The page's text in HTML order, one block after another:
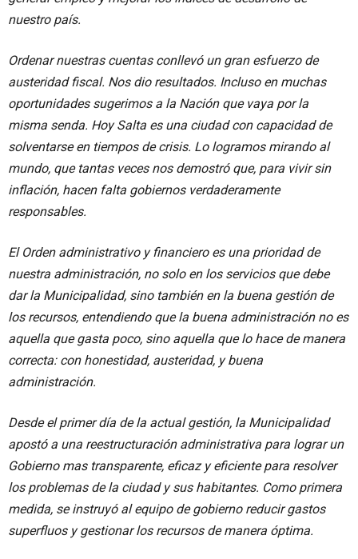
nuestro país.
Ordenar nuestras cuentas conllevó un gran esfuerzo de
austeridad fiscal. Nos dio resultados. Incluso en muchas
oportunidades sugerimos a la Nación que vaya por la
misma senda. Hoy Salta es una ciudad con capacidad de
solventarse en tiempos de crisis. Lo logramos mirando al
mundo, que tantas veces nos demostró que, para vivir sin
inflación, hacen falta gobiernos verdaderamente
responsables.
El Orden administrativo y financiero es una prioridad de
nuestra administración, no solo en los servicios que debe
dar la Municipalidad, sino también en la buena gestión de
los recursos, entendiendo que la buena administración no es
aquella que gasta poco, sino aquella que lo hace de manera
correcta: con honestidad, austeridad, y buena
administración.
Desde el primer día de la actual gestión, la Municipalidad
apostó a una reestructuración administrativa para lograr un
Gobierno mas transparente, eficaz y eficiente para resolver
los problemas de la ciudad y sus habitantes. Como primera
medida, se instruyó al equipo de gobierno reducir gastos
superfluos y gestionar los recursos de manera óptima.